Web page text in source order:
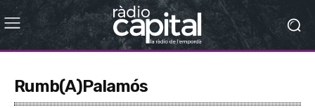
Rumb(A)Palamós